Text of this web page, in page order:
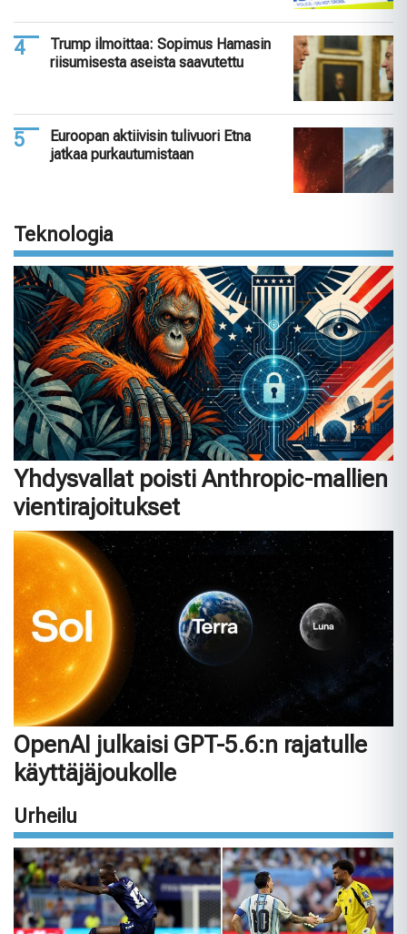
Trump ilmoittaa: Sopimus Hamasin
riisumisesta aseista saavutettu
Euroopan aktiivisin tulivuori Etna
jatkaa purkautumistaan
Teknologia
Yhdysvallat poisti Anthropic-mallien
vientirajoitukset
OpenAI julkaisi GPT-5.6:n rajatulle
käyttäjäjoukolle
Urheilu